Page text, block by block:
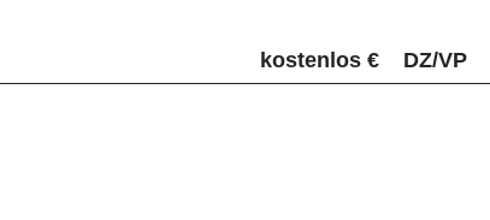
kostenlos € DZ/VP